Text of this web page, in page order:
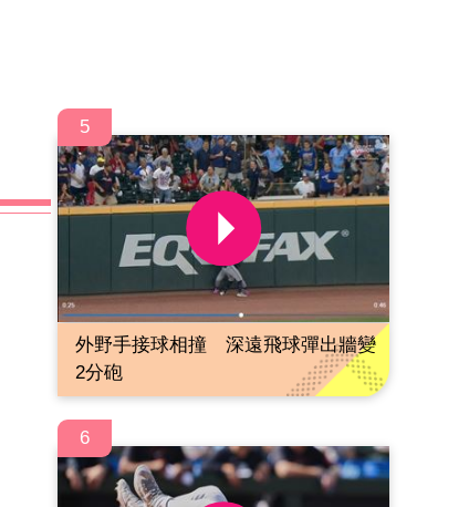
5
外野手接球相撞 深遠飛球彈出牆變
2分砲
6